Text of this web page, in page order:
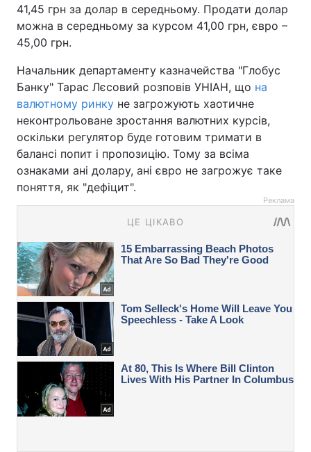
41,45 грн за долар в середньому. Продати долар
можна в середньому за курсом 41,00 грн, євро –
45,00 грн.
Начальник департаменту казначейства "Глобус
Банку" Тарас Лєсовий розповів УНІАН, що на
валютному ринку не загрожують хаотичне
неконтрольоване зростання валютних курсів,
оскільки регулятор буде готовим тримати в
балансі попит і пропозицію. Тому за всіма
ознаками ані долару, ані євро не загрожує таке
поняття, як "дефіцит".
Реклама